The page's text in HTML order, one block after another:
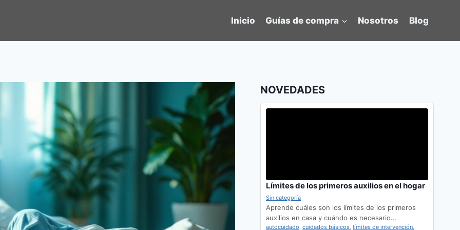
Inicio Guías de compra Nosotros Blog
NOVEDADES
Límites de los primeros auxilios en el hogar
Sin categoría
Aprende cuáles son los límites de los primeros
auxilios en casa y cuándo es necesario…
autocuidado,cuidados básicos,límites de intervención,